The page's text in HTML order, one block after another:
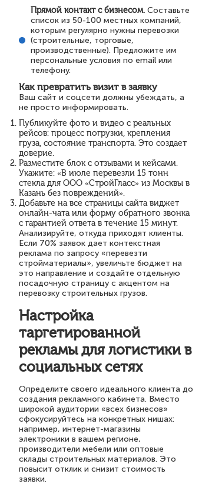
Прямой контакт с бизнесом. Составьте
список из 50-100 местных компаний,
которым регулярно нужны перевозки
(строительные, торговые,
производственные). Предложите им
персональные условия по email или
телефону.
Как превратить визит в заявку
Ваш сайт и соцсети должны убеждать, а
не просто информировать.
Публикуйте фото и видео с реальных
рейсов: процесс погрузки, крепления
груза, состояние транспорта. Это создает
доверие.
Разместите блок с отзывами и кейсами.
Укажите: «В июле перевезли 15 тонн
стекла для ООО «СтройГласс» из Москвы в
Казань без повреждений».
Добавьте на все страницы сайта виджет
онлайн-чата или форму обратного звонка
с гарантией ответа в течение 15 минут.
Анализируйте, откуда приходят клиенты.
Если 70% заявок дает контекстная
реклама по запросу «перевезти
стройматериалы», увеличьте бюджет на
это направление и создайте отдельную
посадочную страницу с акцентом на
перевозку строительных грузов.
Настройка
таргетированной
рекламы для логистики в
социальных сетях
Определите своего идеального клиента до
создания рекламного кабинета. Вместо
широкой аудитории «всех бизнесов»
сфокусируйтесь на конкретных нишах:
например, интернет-магазины
электроники в вашем регионе,
производители мебели или оптовые
склады строительных материалов. Это
повысит отклик и снизит стоимость
заявки.